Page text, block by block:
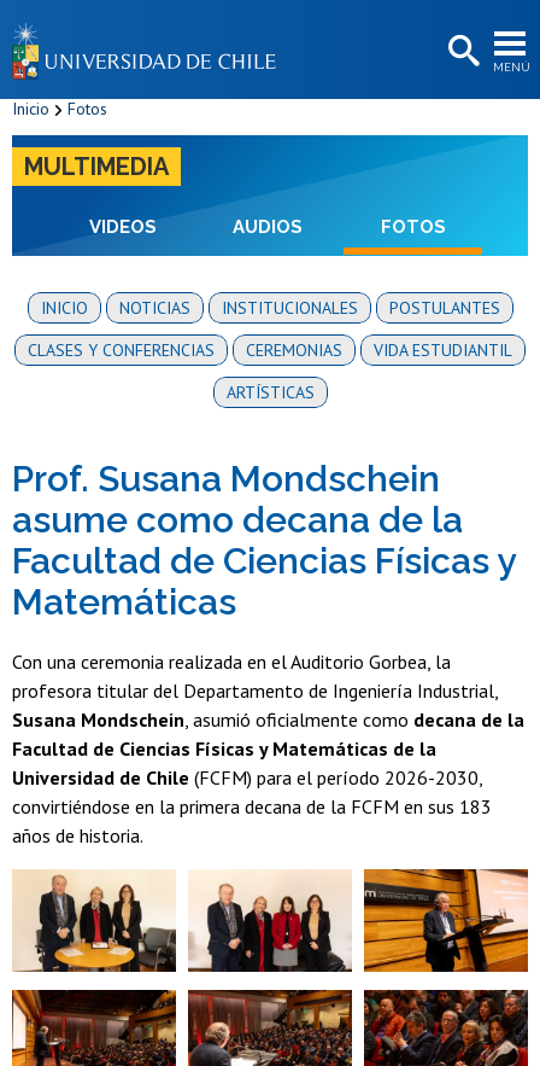
MENÚ
BIBLIOTECAS
Estudiantes
Funcionarias/os
Egresadas/os
Inicio Fotos
MULTIMEDIA
VIDEOS AUDIOS FOTOS
INICIO NOTICIAS INSTITUCIONALES
POSTULANTES
CLASES Y CONFERENCIAS
CEREMONIAS
VIDA ESTUDIANTIL
ARTÍSTICAS
Prof. Susana Mondschein
asume como decana de la
Facultad de Ciencias Físicas y
Matemáticas
Con una ceremonia realizada en el Auditorio Gorbea, la
profesora titular del Departamento de Ingeniería Industrial,
Susana Mondschein, asumió oficialmente como decana de la
Facultad de Ciencias Físicas y Matemáticas de la
Universidad de Chile (FCFM) para el período 2026-2030,
convirtiéndose en la primera decana de la FCFM en sus 183
años de historia.
Zoom
Zoom Zoom
Zoom Zoom Zoom